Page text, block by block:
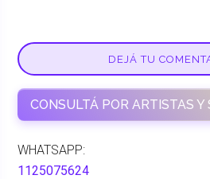
DEJÁ TU
CONSULTÁ POR ARTISTAS Y
WHATSAPP:
1125075624